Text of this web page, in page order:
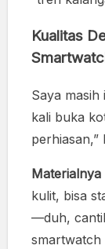
Kualitas
Saya
kali buka
perhiasan,”
kulit, bisa
—duh,
smartwatch